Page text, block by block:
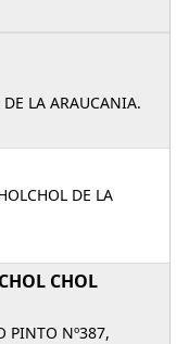
LA ARAUCANIA.
DE LA
CHOL
PINTO Nº387,